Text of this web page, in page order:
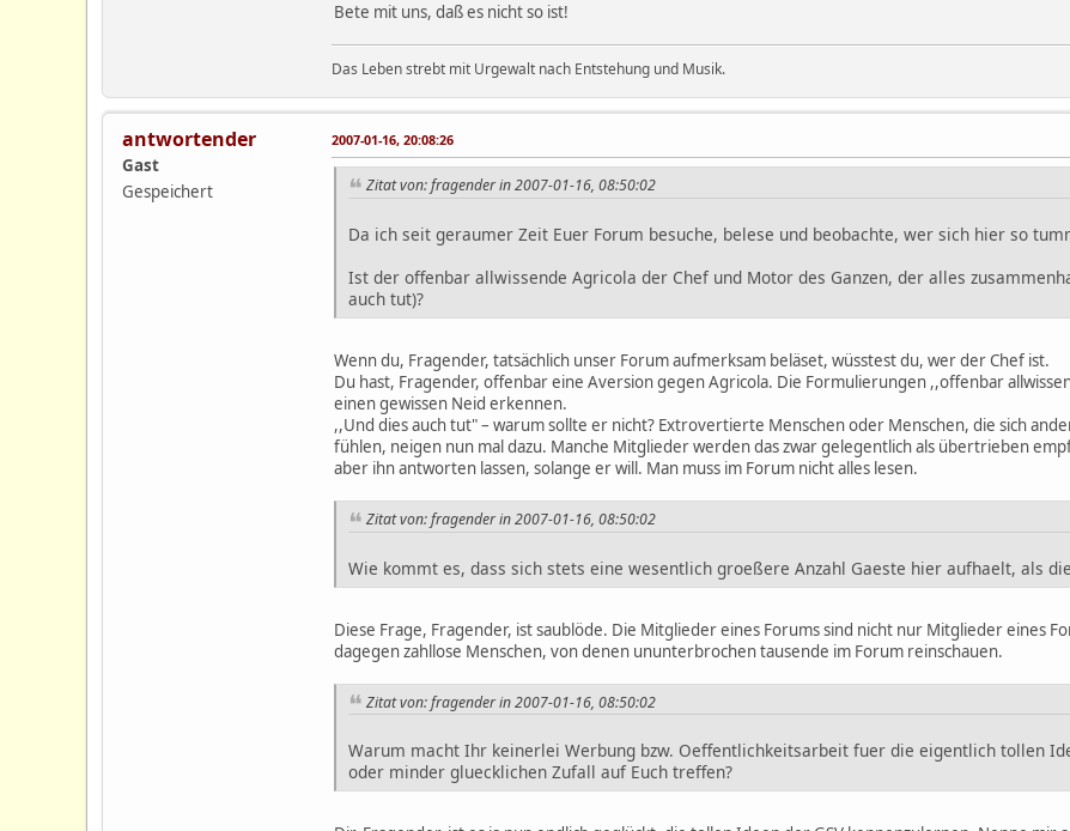
Bete mit uns, daß es nicht so ist!
Das Leben strebt mit Urgewalt nach Entstehung und Musik.
antwortender
Gast
Gespeichert
2007-01-16, 20:08:26
Zitat von: fragender in 2007-01-16, 08:50:02
Da ich seit geraumer Zeit Euer Forum besuche, belese und beobachte, wer sich hier so
Ist der offenbar allwissende Agricola der Chef und Motor des Ganzen, der alles
auch tut)?
Wenn du, Fragender, tatsächlich unser Forum aufmerksam beläset, wüsstest du, wer der Chef ist.
Du hast, Fragender, offenbar eine Aversion gegen Agricola. Die Formulierungen ,,offenbar
einen gewissen Neid erkennen.
,,Und dies auch tut" – warum sollte er nicht? Extrovertierte Menschen oder Menschen, die sich
fühlen, neigen nun mal dazu. Manche Mitglieder werden das zwar gelegentlich als übertrieben
aber ihn antworten lassen, solange er will. Man muss im Forum nicht alles lesen.
Zitat von: fragender in 2007-01-16, 08:50:02
Wie kommt es, dass sich stets eine wesentlich groeßere Anzahl Gaeste hier aufhaelt, als
Diese Frage, Fragender, ist saublöde. Die Mitglieder eines Forums sind nicht nur Mitglieder eines
dagegen zahllose Menschen, von denen ununterbrochen tausende im Forum reinschauen.
Zitat von: fragender in 2007-01-16, 08:50:02
Warum macht Ihr keinerlei Werbung bzw. Oeffentlichkeitsarbeit fuer die eigentlich tollen
oder minder gluecklichen Zufall auf Euch treffen?